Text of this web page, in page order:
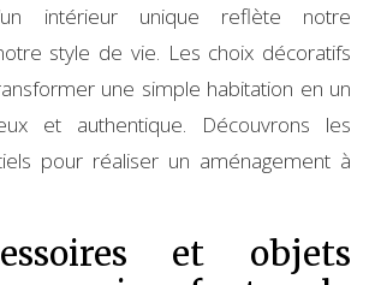
intérieur unique reflète notre
style de vie. Les choix décoratifs
une simple habitation en un
et authentique. Découvrons les
pour réaliser un aménagement à
et objets